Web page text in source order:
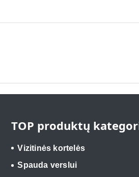
TOP produktų
Vizitinės kortelės
Spauda verslui